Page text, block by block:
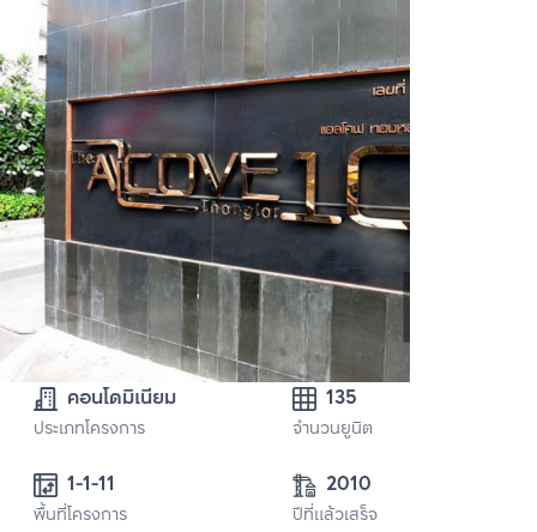
คอนโดมิเนียม
ประเภทโครงการ
135
จำนวนยูนิต
1-1-11
พื้นที่โครงการ
2010
ปีที่แล้วเสร็จ